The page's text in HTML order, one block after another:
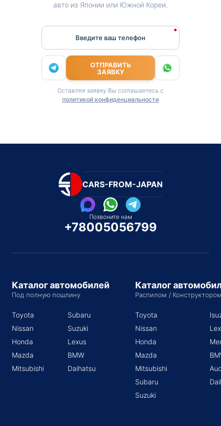
авто из Японии или Южной Кореи.
Введите ваш телефон
ОТПРАВИТЬ
ЗАЯВКУ
Оставляя заявку Вы соглашаетесь с
политикой конфиденциальности
CARS-FROM-JAPAN
Позвоните нам
+78005056799
Каталог автомобилей
Под полную пошлину
Toyota
Nissan
Honda
Mazda
Mitsubishi
Subaru
Suzuki
Lexus
BMW
Daihatsu
Каталог
Распилом /
Toyota
Nissan
Honda
Mazda
Mitsubishi
Subaru
Suzuki